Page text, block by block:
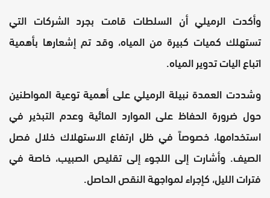
وأكدت الرميلي أن السلطات قامت بجرد الشركات التي
تستهلك كميات كبيرة من المياه، وقد تم إشعارها بأهمية
اتباع اليات تدوير المياه.
وشددت العمدة نبيلة الرميلي على أهمية توعية المواطنين
حول ضرورة الحفاظ على الموارد المائية وعدم التبذير في
استخدامها، خصوصاً في ظل ارتفاع الاستهلاك خلال فصل
الصيف. وأشارت إلى اللجوء إلى تقليص الصبيب، خاصة في
فترات الليل، كإجراء لمواجهة النقص الحاصل.